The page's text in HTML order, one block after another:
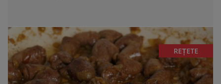
REȚETE